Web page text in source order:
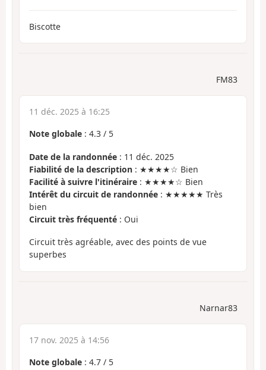
Biscotte
FM83
11 déc. 2025 à 16:25
Note globale : 4.3 / 5
Date de la randonnée : 11 déc. 2025
Fiabilité de la description : ★★★★☆ Bien
Facilité à suivre l'itinéraire : ★★★★☆ Bien
Intérêt du circuit de randonnée : ★★★★★ Très
bien
Circuit très fréquenté : Oui
Circuit très agréable, avec des points de vue
superbes
Narnar83
17 nov. 2025 à 14:56
Note globale : 4.7 / 5